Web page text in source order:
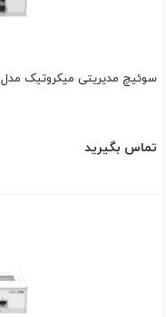
سوئیچ مدیریتی میکروتیک مدل Mikrotik CRS112-8p-4S-IN
تماس بگیرید